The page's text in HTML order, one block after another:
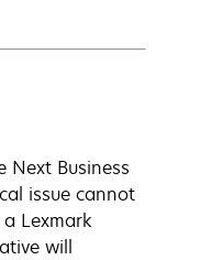
Next Business
issue cannot
Lexmark
will